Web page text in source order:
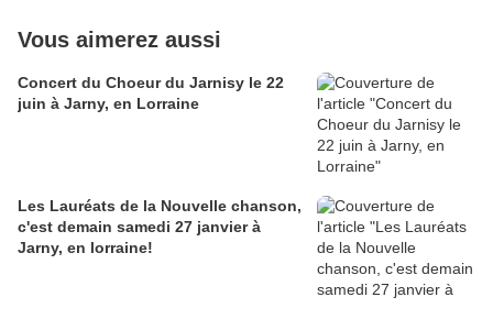
Vous aimerez aussi
Concert du Choeur du Jarnisy le 22
juin à Jarny, en Lorraine
Les Lauréats de la Nouvelle chanson,
c'est demain samedi 27 janvier à
Jarny, en lorraine!